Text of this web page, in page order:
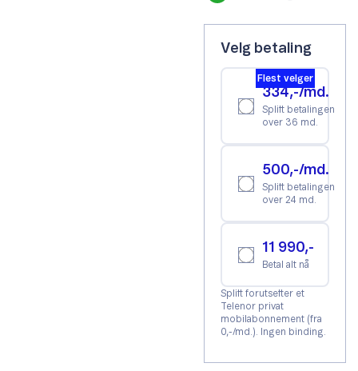
Velg betaling
Flest velger
334,-/md.
Splitt betalingen
over 36 md.
500,-/md.
Splitt betalingen
over 24 md.
11 990,-
Betal alt nå
Splitt forutsetter et
Telenor privat
mobilabonnement (fra
0,-/md.). Ingen binding.